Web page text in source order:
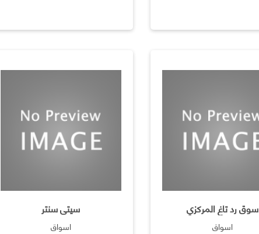
سوق رد تاغ المركزي
اسواق
سيتى سنتر
اسواق